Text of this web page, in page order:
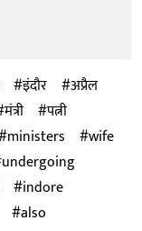
इंदौर
अप्रैल
मंत्री
पत्नी
ministers
wife
undergoing
indore
also